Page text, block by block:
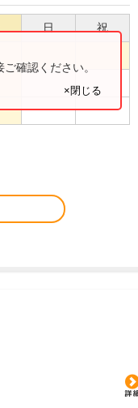
日 祝
確認ください。
×閉じる